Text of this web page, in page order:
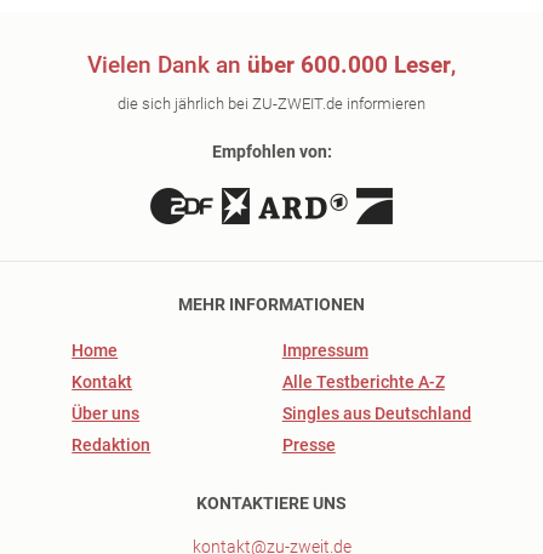
Vielen Dank an über 600.000 Leser,
die sich jährlich bei ZU-ZWEIT.de informieren
Empfohlen von:
MEHR INFORMATIONEN
Home
Kontakt
Über uns
Redaktion
Impressum
Alle Testberichte A-Z
Singles aus Deutschland
Presse
KONTAKTIERE UNS
kontakt@zu-zweit.de